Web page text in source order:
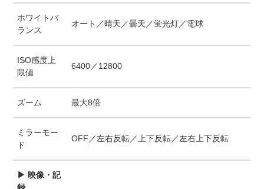
ホワイトバ
ランス
オート／晴天／曇天／蛍光灯／電球
ISO感度上
限値
6400／12800
ズーム 最大8倍
ミラーモー
ド
OFF／左右反転／上下反転／左右上下反転
▶ 映像・記
録